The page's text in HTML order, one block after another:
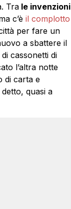
Trale invenzioni
c’èil complotto
per fare un
a sbattere il
cassonetti di
l’altra notte
di carta e
quasi a